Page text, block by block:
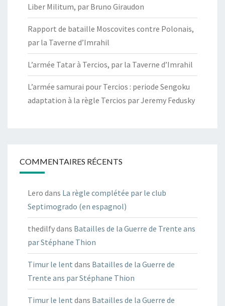
Liber Militum, par Bruno Giraudon
Rapport de bataille Moscovites contre Polonais,
par la Taverne d’Imrahil
L’armée Tatar à Tercios, par la Taverne d’Imrahil
L’armée samurai pour Tercios : periode Sengoku
adaptation à la règle Tercios par Jeremy Fedusky
COMMENTAIRES RÉCENTS
Lero dans La règle complétée par le club
Septimogrado (en espagnol)
thedilfydans Batailles de la Guerre de Trente ans
par Stéphane Thion
Timur le lent dans Batailles de la Guerre de
Trente ans par Stéphane Thion
Timur le lent dans Batailles de la Guerre de